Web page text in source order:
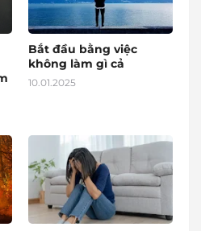
Bắt đầu bằng việc
không làm gì cả
10.01.2025